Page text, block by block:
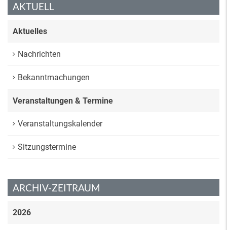
AKTUELL
Aktuelles
Nachrichten
Bekanntmachungen
Veranstaltungen & Termine
Veranstaltungskalender
Sitzungstermine
ARCHIV-ZEITRAUM
2026